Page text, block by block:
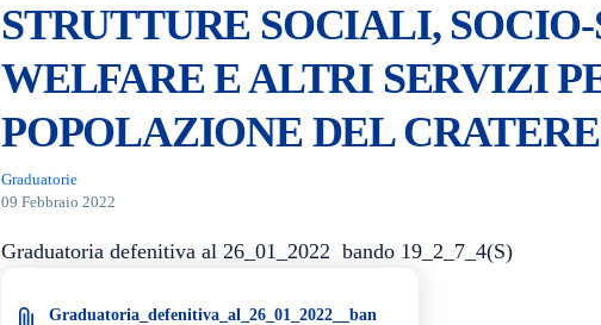
STRUTTURE SOCIALI,
WELFARE E ALTRI SERVIZI
POPOLAZIONE DEL
Graduatorie
09 Febbraio 2022
Graduatoria defenitiva al 26_01_2022 bando 19_2_7_4(S)
Graduatoria_defenitiva_al_26_01_2022__ban